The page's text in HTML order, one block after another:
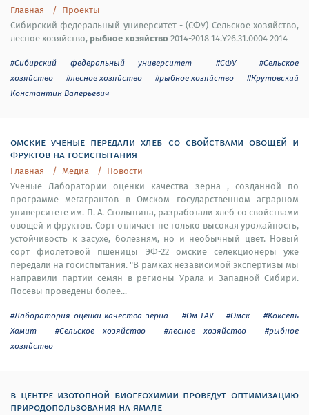
Главная
Проекты
Сибирский федеральный университет - (СФУ) Сельское хозяйство,
лесное хозяйство,рыбное хозяйство 2014-2018 14.Y26.31.0004 2014
#Сибирский федеральный университет #СФУ
#Сельское
хозяйство
#лесное хозяйство #рыбное хозяйство
#Крутовский
Константин Валерьевич
омские ученые передали хлеб со свойствами овощей и
фруктов на госиспытания
Главная Медиа
Новости
Ученые Лаборатории оценки качества зерна , созданной по
программе мегагрантов в Омском государственном аграрном
университете им. П. А. Столыпина, разработали хлеб со свойствами
овощей и фруктов. Сорт отличает не только высокая урожайность,
устойчивость к засухе, болезням, но и необычный цвет. Новый
сорт фиолетовой пшеницы ЭФ-22 омские селекционеры уже
передали на госиспытания. "В рамках независимой экспертизы мы
направили партии семян в регионы Урала и Западной Сибири.
Посевы проведены более...
#Лаборатория оценки качества зерна #Ом ГАУ #Омск
#Коксель
Хамит
#Сельское хозяйство #лесное хозяйство
#рыбное
хозяйство
в центре изотопной биогеохимии проведут оптимизацию
природопользования на ямале